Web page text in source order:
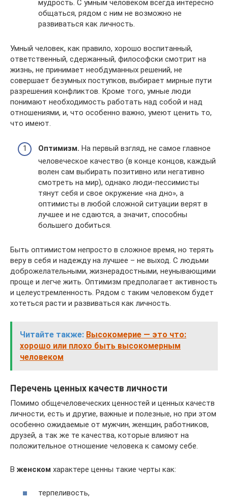
мудрость. С умным человеком всегда интересно
общаться, рядом с ним не возможно не
развиваться как личность.
Умный человек, как правило, хорошо воспитанный,
ответственный, сдержанный, философски смотрит на
жизнь, не принимает необдуманных решений, не
совершает безумных поступков, выбирает мирные пути
разрешения конфликтов. Кроме того, умные люди
понимают необходимость работать над собой и над
отношениями, и, что особенно важно, умеют ценить то,
что имеют.
Оптимизм. На первый взгляд, не самое главное
человеческое качество (в конце концов, каждый
волен сам выбирать позитивно или негативно
смотреть на мир), однако люди-пессимисты
тянут себя и свое окружение «на дно», а
оптимисты в любой сложной ситуации верят в
лучшее и не сдаются, а значит, способны
большего добиться.
Быть оптимистом непросто в сложное время, но терять
веру в себя и надежду на лучшее – не выход. С людьми
доброжелательными, жизнерадостными, неунывающими
проще и легче жить. Оптимизм предполагает активность
и целеустремленность. Рядом с таким человеком будет
хотеться расти и развиваться как личность.
Читайте также: Высокомерие — это что:
хорошо или плохо быть высокомерным
человеком
Перечень ценных качеств личности
Помимо общечеловеческих ценностей и ценных качеств
личности, есть и другие, важные и полезные, но при этом
особенно ожидаемые от мужчин, женщин, работников,
друзей, а так же те качества, которые влияют на
положительное отношение человека к самому себе.
В женском характере ценны такие черты как:
терпеливость,